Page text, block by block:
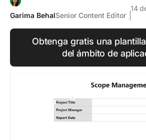
Garima BehalSenior Content Editor
14
Obtenga gratis una
del ámbito de